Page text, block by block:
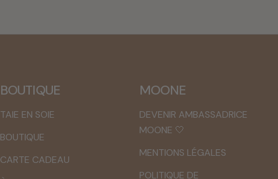
BOUTIQUE
TAIE EN SOIE
BOUTIQUE
CARTE CADEAU
MOONE
DEVENIR AMBASSADRICE
MOONE 🤍
MENTIONS LÉGALES
POLITIQUE DE